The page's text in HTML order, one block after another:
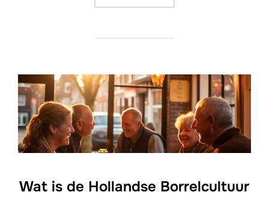
Wat is de Hollandse Borrelcultuur